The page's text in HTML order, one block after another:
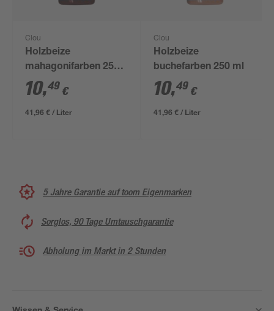
Clou
Holzbeize
mahagonifarben 250
ml
10,49 €
41,96 € / Liter
Clou
Holzbeize
buchefarben 250 ml
10,49 €
41,96 € / Liter
5 Jahre Garantie auf toom Eigenmarken
Sorglos, 90 Tage Umtauschgarantie
Abholung im Markt in 2 Stunden